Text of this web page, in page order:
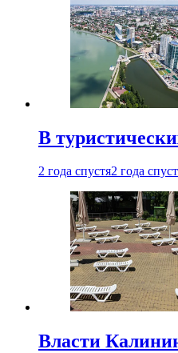
В
2 года спустя2 года
Власти